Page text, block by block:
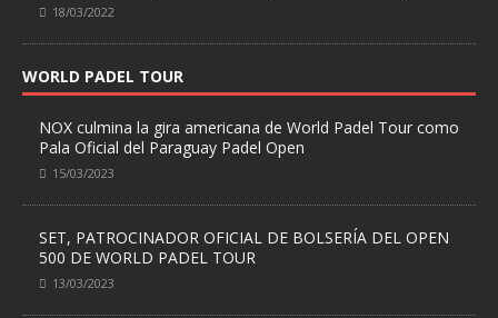
18/03/2022
WORLD PADEL TOUR
NOX culmina la gira americana de World Padel Tour como
Pala Oficial del Paraguay Padel Open
15/03/2023
SET, PATROCINADOR OFICIAL DE BOLSERÍA DEL OPEN
500 DE WORLD PADEL TOUR
13/03/2023